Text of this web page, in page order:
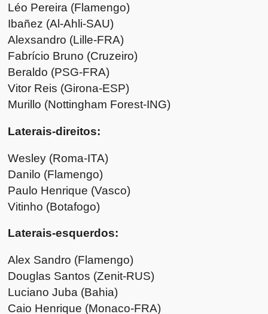
Léo Pereira (Flamengo)
Ibañez (Al-Ahli-SAU)
Alexsandro (Lille-FRA)
Fabrício Bruno (Cruzeiro)
Beraldo (PSG-FRA)
Vitor Reis (Girona-ESP)
Murillo (Nottingham Forest-ING)
Laterais-direitos:
Wesley (Roma-ITA)
Danilo (Flamengo)
Paulo Henrique (Vasco)
Vitinho (Botafogo)
Laterais-esquerdos:
Alex Sandro (Flamengo)
Douglas Santos (Zenit-RUS)
Luciano Juba (Bahia)
Caio Henrique (Monaco-FRA)